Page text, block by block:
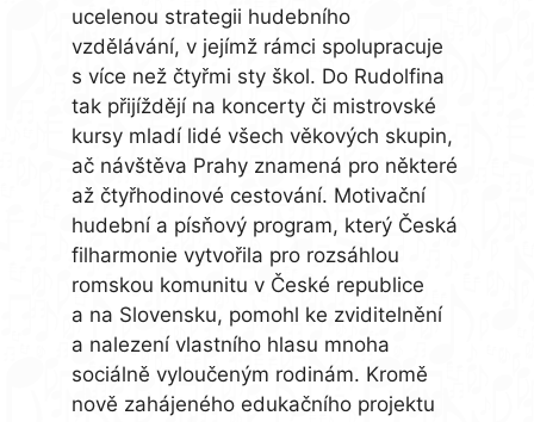
ucelenou strategii hudebního
vzdělávání, v jejímž rámci spolupracuje
s více než čtyřmi sty škol. Do Rudolfina
tak přijíždějí na koncerty či mistrovské
kursy mladí lidé všech věkových skupin,
ač návštěva Prahy znamená pro některé
až čtyřhodinové cestování. Motivační
hudební a písňový program, který Česká
filharmonie vytvořila pro rozsáhlou
romskou komunitu v České republice
a na Slovensku, pomohl ke zviditelnění
a nalezení vlastního hlasu mnoha
sociálně vyloučeným rodinám. Kromě
nově zahájeného edukačního projektu